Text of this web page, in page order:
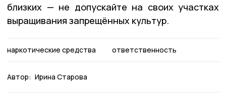
близких — не допускайте на своих участках
выращивания запрещённых культур.
наркотические средства ответственность
Автор: Ирина Старова